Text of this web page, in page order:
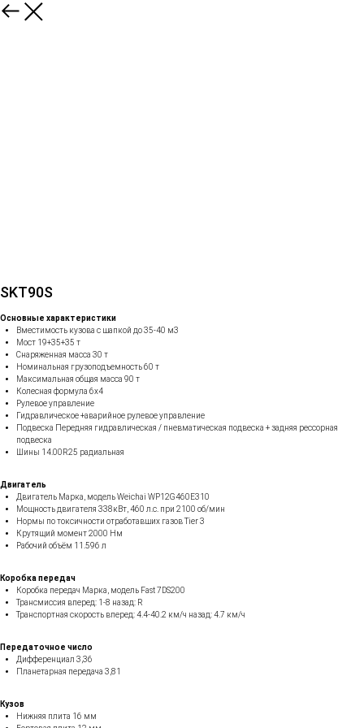
SKT90S
Основные характеристики
Вместимость кузова с шапкой до 35-40 м3
Мост 19+35+35 т
Снаряженная масса 30 т
Номинальная грузоподъемность 60 т
Максимальная общая масса 90 т
Колесная формула 6х4
Рулевое управление
Гидравлическое +аварийное рулевое управление
Подвеска Передняя гидравлическая / пневматическая подвеска + задняя рессорная
подвеска
Шины 14.00R25 радиальная
Двигатель
Двигатель Марка, модель Weichai WP12G460E310
Мощность двигателя 338кВт, 460 л.с. при 2100 об/мин
Нормы по токсичности отработавших газов Tier 3
Крутящий момент 2000 Нм
Рабочий объём 11.596 л
Коробка передач
Коробка передач Марка, модель Fast 7DS200
Трансмиссия вперед: 1-8 назад: R
Транспортная скорость вперед: 4.4-40.2 км/ч назад: 4.7 км/ч
Передаточное число
Дифференциал 3,36
Планетарная передача 3,81
Кузов
Нижняя плита 16 мм